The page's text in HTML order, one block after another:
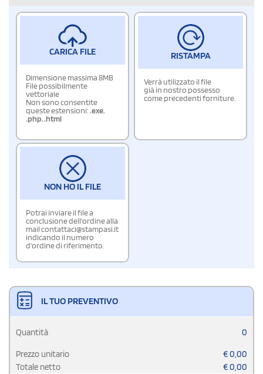
CARICA FILE
Dimensione massima 8MB
File possibilmente
vettoriale
Non sono consentite
queste estensioni:.exe,
.php,.html
RISTAMPA
Verrà utilizzato il file
già in nostro possesso
come precedenti forniture.
NON HO IL FILE
Potrai inviare il file a
conclusione dell'ordine alla
mail contattaci@stampasi.it
indicando il numero
d'ordine di riferimento.
IL TUO PREVENTIVO
Quantità 0
Prezzo unitario €0,00
Totale netto
€0,00